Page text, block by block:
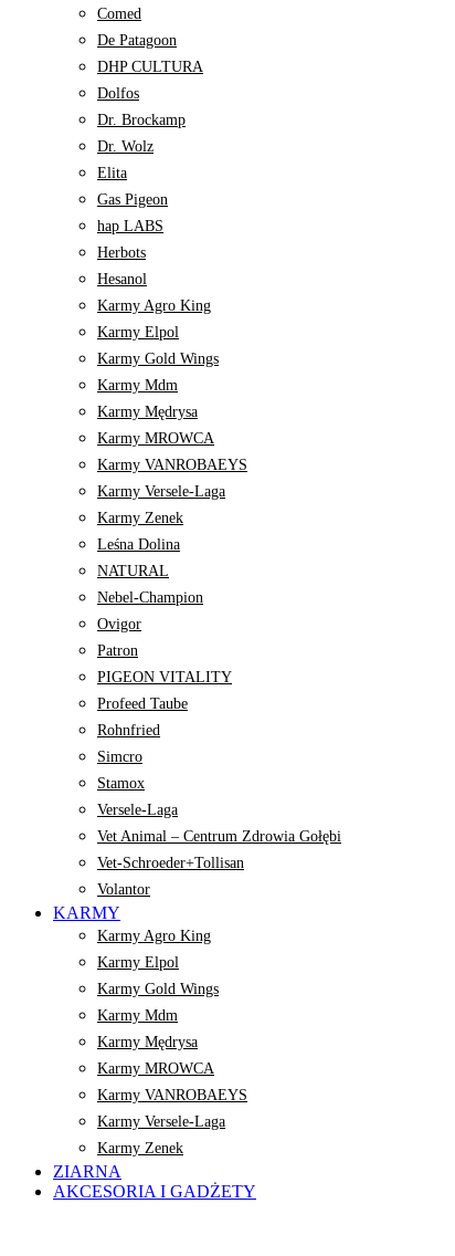
Comed
De Patagoon
DHP CULTURA
Dolfos
Dr. Brockamp
Dr. Wolz
Elita
Gas Pigeon
hap LABS
Herbots
Hesanol
Karmy Agro King
Karmy Elpol
Karmy Gold Wings
Karmy Mdm
Karmy Mędrysa
Karmy MROWCA
Karmy VANROBAEYS
Karmy Versele-Laga
Karmy Zenek
Leśna Dolina
NATURAL
Nebel-Champion
Ovigor
Patron
PIGEON VITALITY
Profeed Taube
Rohnfried
Simcro
Stamox
Versele-Laga
Vet Animal – Centrum Zdrowia Gołębi
Vet-Schroeder+Tollisan
Volantor
KARMY
Karmy Agro King
Karmy Elpol
Karmy Gold Wings
Karmy Mdm
Karmy Mędrysa
Karmy MROWCA
Karmy VANROBAEYS
Karmy Versele-Laga
Karmy Zenek
ZIARNA
AKCESORIA I GADŻETY